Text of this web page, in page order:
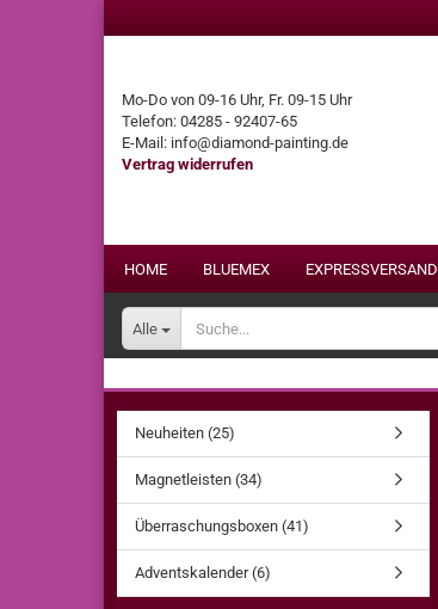
Mo-Do von 09-16 Uhr, Fr. 09-15 Uhr
Telefon: 04285 - 92407-65
E-Mail: info@diamond-painting.de
Vertrag widerrufen
HOME BLUEMEX EXPRESSVERSAND
Alle
Neuheiten (25)
Magnetleisten (34)
Überraschungsboxen (41)
Adventskalender (6)